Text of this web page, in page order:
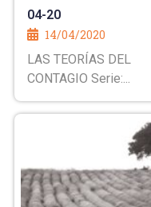
04-20
14/04/2020
LAS TEORÍAS DEL
CONTAGIO Serie:...